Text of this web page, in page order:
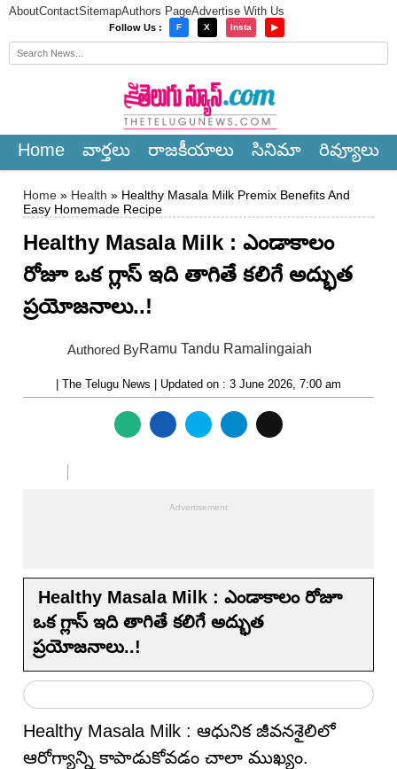
AboutContactSitemapAuthors PageAdvertise With Us
Follow Us : F X Insta ▶
Home వార్త‌లు రాజ‌కీయాలు సినిమా రివ్యూలు
Home » Health » Healthy Masala Milk Premix Benefits And
Easy Homemade Recipe
Healthy Masala Milk : ఎండాకాలం
రోజూ ఒక గ్లాస్ ఇది తాగితే కలిగే అద్భుత
ప్రయోజనాలు..!
Authored ByRamu Tandu Ramalingaiah
| The Telugu News | Updated on : 3 June 2026, 7:00 am
Healthy Masala Milk : ఎండాకాలం రోజూ
ఒక గ్లాస్ ఇది తాగితే కలిగే అద్భుత
ప్రయోజనాలు..!
Healthy Masala Milk : ఆధునిక జీవనశైలిలో
ఆరోగ్యాన్ని కాపాడుకోవడం చాలా ముఖ్యం.